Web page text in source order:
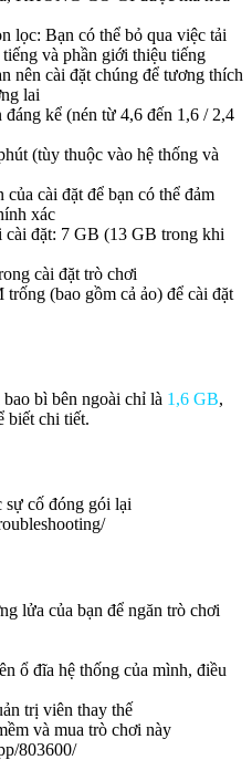
lọc: Bạn có thể bỏ qua việc tải
và phần giới thiệu tiếng
nên cài đặt chúng để tương thích
lai
kể (nén từ 4,6 đến 1,6 / 2,4
(tùy thuộc vào hệ thống và
cài đặt để bạn có thể đảm
xác
đặt: 7 GB (13 GB trong khi
cài đặt trò chơi
(bao gồm cả ảo) để cài đặt
bì bên ngoài chỉ là 1,6 GB,
biết chi tiết.
sự cố đóng gói lại
lửa của bạn để ngăn trò chơi
ổ đĩa hệ thống của mình, điều
trị viên thay thế
và mua trò chơi này
803600/